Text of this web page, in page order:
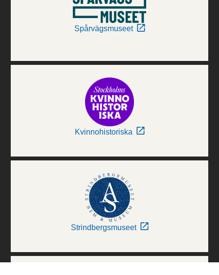
Spårvägsmuseet
Kvinnohistoriska
Strindbergsmuseet